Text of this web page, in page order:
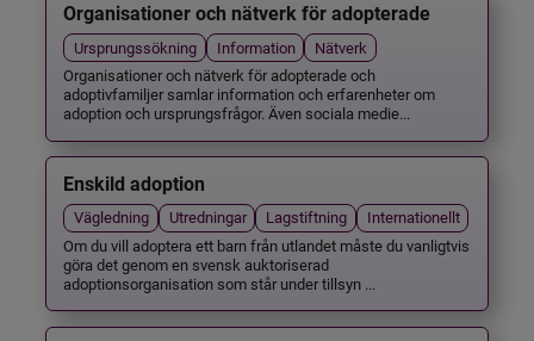
Organisationer och nätverk för adopterade
Ursprungssökning Information
Nätverk
Organisationer och nätverk för adopterade och
adoptivfamiljer samlar information och erfarenheter om
adoption och ursprungsfrågor. Även sociala medie...
Enskild adoption
Vägledning Utredningar Lagstiftning
Internationellt
Om du vill adoptera ett barn från utlandet måste du vanligtvis
göra det genom en svensk auktoriserad
adoptionsorganisation som står under tillsyn ...